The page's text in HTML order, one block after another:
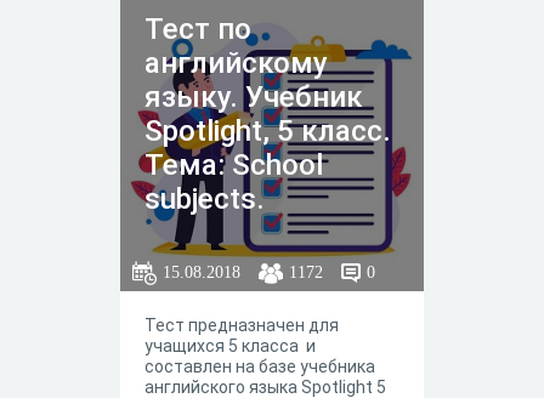
Тест по
английскому
языку. Учебник
Spotlight, 5 класс.
Тема: School
subjects.
Словарный
диктант
15.08.2018 1172 0
Тест предназначен для
учащихся 5 класса и
составлен на базе учебника
английского языка Spotlight 5